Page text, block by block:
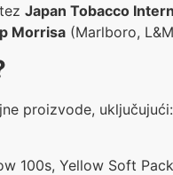
Japan Tobacco
Morrisa (Marlboro,
proizvode, uključujući:
100s, Yellow Soft Pack